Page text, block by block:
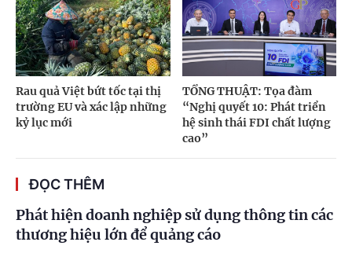
Rau quả Việt bứt tốc tại thị
trường EU và xác lập những
kỷ lục mới
TỔNG THUẬT: Tọa đàm
“Nghị quyết 10: Phát triển
hệ sinh thái FDI chất lượng
cao”
ĐỌC THÊM
Phát hiện doanh nghiệp sử dụng thông tin các
thương hiệu lớn để quảng cáo